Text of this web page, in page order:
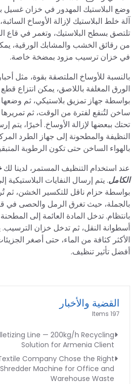
وضع البلاستيك المهدور في خزان غسيل
آلة خلط البلاستيك لإزالة الأوساخ
تلتصق بسطح البلاستيك، وتغمر في قاع
من رقائق الخشب والمشابك الورقية،
في خزان ترسيب مزود بمضخة خاصة.
بالنسبة للأوساخ الملتصقة بقوة، مثل
الورق المغلفة باللاصق، يمكن انتزاع
بواسطة جهاز تمزيق بلاستيكي، ثم
ساخن لتُنقع لفترة من الوقت، ثم تمريرها
تحتك ببعضها لإزالة الأوساخ. أخيرًا، يتم
النظيفة والمطحونة إلى جهاز الطرد
بالهواء الساخن حتى تكون الرطوبة المتبقية
عند استخدام التنظيف المستمر، لدينا لك
الكامل. يتم إرسال النفايات البلاستيكية
بواسطة حزام ناقل للتكسير الخشن،
بالجملة، حيث تغرق الرمل والحصى في
بانتظام. تدخل المادة العائمة إلى
أسطوانة النقل، ثم تدخل خزان
الأكثر كثافة من الماء، حتى أصغر
أفضل تأثير تنظيف.
القضية والأخبار
197 Items
Line — 200kg/h Recycling
Solution for Armenia Client
Company Chose the Right
Machine for Office and
Warehouse Waste